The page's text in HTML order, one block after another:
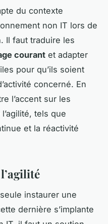
du contexte
non IT lors de
Il faut traduire les
courant et adapter
pour qu’ils soient
concerné. En
l’accent sur les
tels que
et la réactivité
instaurer une
dernière s’implante